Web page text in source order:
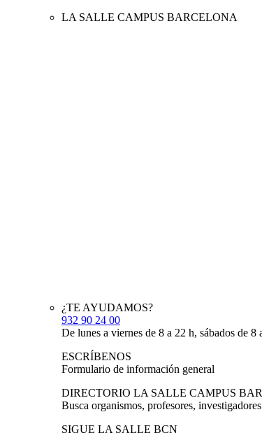
LA SALLE CAMPUS BARCELONA
¿TE AYUDAMOS?
932 90 24 00
De lunes a viernes de 8 a 22 h, sábados de 8
ESCRÍBENOS
Formulario de información general
DIRECTORIO LA SALLE CAMPUS
Busca organismos, profesores,
SIGUE LA SALLE BCN